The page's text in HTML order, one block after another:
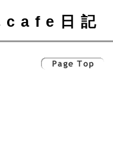
cafe日記